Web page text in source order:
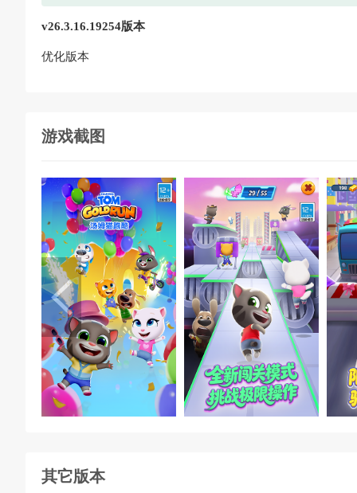
v26.3.16.19254版本
优化版本
游戏截图
其它版本